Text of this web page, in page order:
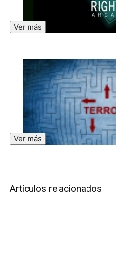
Ver más
Ver más
Artículos relacionados